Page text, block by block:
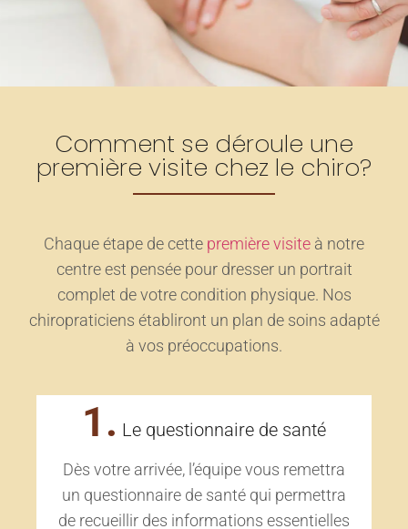
Comment se déroule une
première visite chez le chiro?
Chaque étape de cette première visite à notre
centre est pensée pour dresser un portrait
complet de votre condition physique. Nos
chiropraticiens établiront un plan de soins adapté
à vos préoccupations.
1. Le questionnaire de santé
Dès votre arrivée, l’équipe vous remettra
un questionnaire de santé qui permettra
de recueillir des informations essentielles